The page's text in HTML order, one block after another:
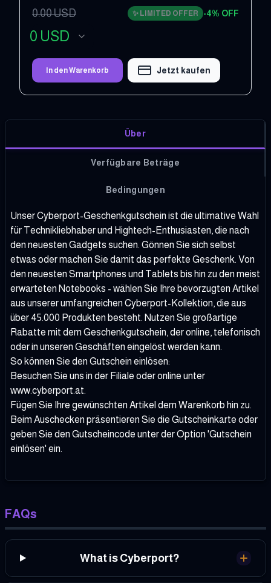
0.00USD ✨ LIMITED OFFER -4% OFF
0 USD
In den Warenkorb Jetzt kaufen
Über
Verfügbare Beträge
Bedingungen
Unser Cyberport-Geschenkgutschein ist die ultimative Wahl
für Technikliebhaber und Hightech-Enthusiasten, die nach
den neuesten Gadgets suchen. Gönnen Sie sich selbst
etwas oder machen Sie damit das perfekte Geschenk. Von
den neuesten Smartphones und Tablets bis hin zu den meist
erwarteten Notebooks - wählen Sie Ihre bevorzugten Artikel
aus unserer umfangreichen Cyberport-Kollektion, die aus
über 45.000 Produkten besteht. Nutzen Sie großartige
Rabatte mit dem Geschenkgutschein, der online, telefonisch
oder in unseren Geschäften eingelöst werden kann.
So können Sie den Gutschein einlösen:
Besuchen Sie uns in der Filiale oder online unter
www.cyberport.at.
Fügen Sie Ihre gewünschten Artikel dem Warenkorb hin zu.
Beim Auschecken präsentieren Sie die Gutscheinkarte oder
geben Sie den Gutscheincode unter der Option 'Gutschein
einlösen' ein.
FAQs
What is Cyberport?